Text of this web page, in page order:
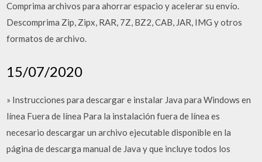
Comprima archivos para ahorrar espacio y acelerar su envío.
Descomprima Zip, Zipx, RAR, 7Z, BZ2, CAB, JAR, IMG y otros
formatos de archivo.
15/07/2020
» Instrucciones para descargar e instalar Java para Windows en
línea Fuera de línea Para la instalación fuera de línea es
necesario descargar un archivo ejecutable disponible en la
página de descarga manual de Java y que incluye todos los